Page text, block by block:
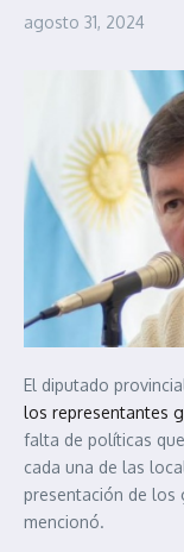
agosto 31, 2024
El diputado
los representantes
falta de políticas
cada una de las
presentación de los
mencionó.